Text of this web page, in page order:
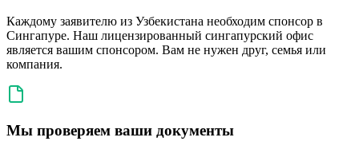
Каждому заявителю из Узбекистана необходим спонсор в
Сингапуре. Наш лицензированный сингапурский офис
является вашим спонсором. Вам не нужен друг, семья или
компания.
Мы проверяем ваши документы